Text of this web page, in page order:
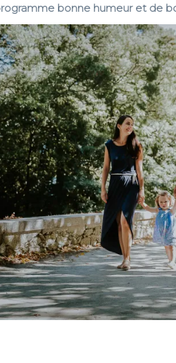
bonne humeur et de